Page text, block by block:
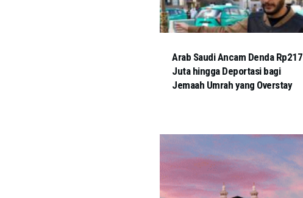
Arab Saudi Ancam Denda Rp217
Juta hingga Deportasi bagi
Jemaah Umrah yang Overstay